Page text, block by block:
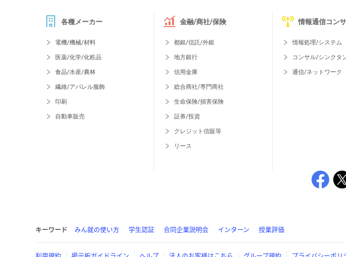
各種メーカー
電機/機械/材料
医薬/化学/化粧品
食品/水産/農林
繊維/アパレル服飾
印刷
自動車販売
金融/商社/保険
都銀/信託/外銀
地方銀行
信用金庫
総合商社/専門商社
生命保険/損害保険
証券/投資
クレジット信販等
リース
情報通信コン
情報処理/システム
コンサル/シンクタ
通信/ネットワーク
キーワード みん就の使い方 学生認証 合同企業説明会 インターン 授業評価